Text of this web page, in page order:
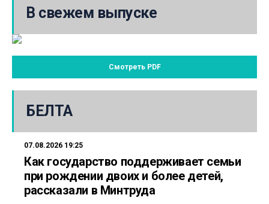
В свежем выпуске
Смотреть PDF
БЕЛТА
07.08.2026 19:25
Как государство поддерживает семьи
при рождении двоих и более детей,
рассказали в Минтруда